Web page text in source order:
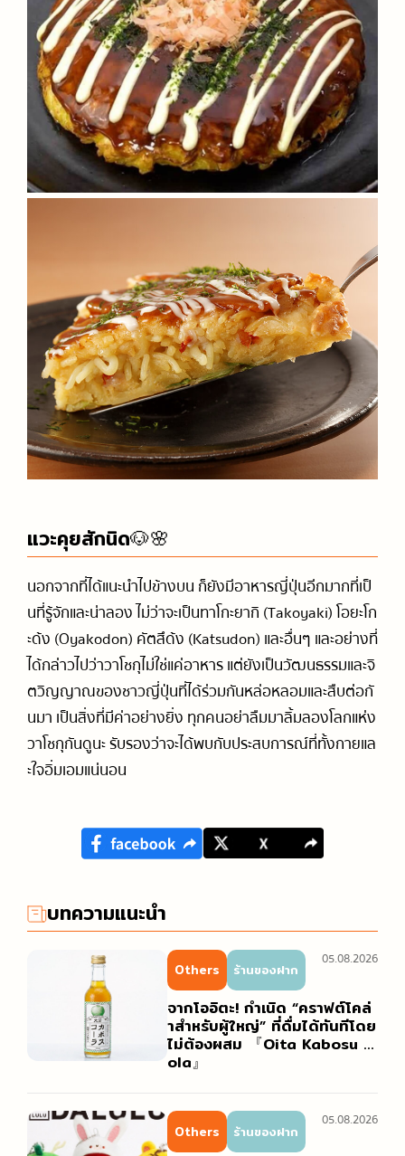
แวะคุยสักนิด🐶🌸
นอกจากที่ได้แนะนำไปข้างบน ก็ยังมีอาหารญี่ปุ่นอีกมากที่เป็
นที่รู้จักและน่าลอง ไม่ว่าจะเป็นทาโกะยากิ (Takoyaki) โอยะโก
ะด้ง (Oyakodon) คัตสึด้ง (Katsudon) และอื่นๆ และอย่างที่
ได้กล่าวไปว่าวาโชกุไม่ใช่แค่อาหาร แต่ยังเป็นวัฒนธรรมและจิ
ตวิญญาณของชาวญี่ปุ่นที่ได้ร่วมกันหล่อหลอมและสืบต่อกั
นมา เป็นสิ่งที่มีค่าอย่างยิ่ง ทุกคนอย่าลืมมาลิ้มลองโลกแห่ง
วาโชกุกันดูนะ รับรองว่าจะได้พบกับประสบการณ์ที่ทั้งกายแล
ะใจอิ่มเอมแน่นอน
บทความแนะนำ
Others ร้านของฝาก
จากโออิตะ! กำเนิด “คราฟต์โคล่
าสำหรับผู้ใหญ่” ที่ดื่มได้ทันทีโดย
ไม่ต้องผสม 『Oita Kabosu C
ola』
05.08.2026
Others ร้านของฝาก
05.08.2026